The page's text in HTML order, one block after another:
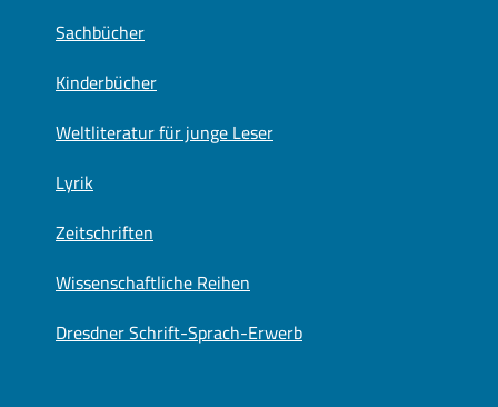
Sachbücher
Kinderbücher
Weltliteratur für junge Leser
Lyrik
Zeitschriften
Wissenschaftliche Reihen
Dresdner Schrift-Sprach-Erwerb